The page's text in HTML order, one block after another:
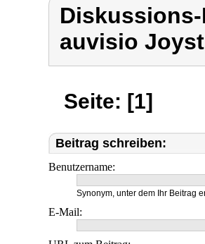
auvisio
Seite: [1]
Beitrag schreiben:
Benutzername:
Synonym, unter dem Ihr Beitrag
E-Mail: